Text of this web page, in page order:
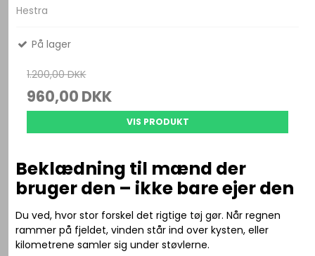
Hestra
På lager
1.200,00 DKK
960,00 DKK
VIS PRODUKT
Beklædning til mænd der
bruger den – ikke bare ejer den
Du ved, hvor stor forskel det rigtige tøj gør. Når regnen
rammer på fjeldet, vinden står ind over kysten, eller
kilometrene samler sig under støvlerne.